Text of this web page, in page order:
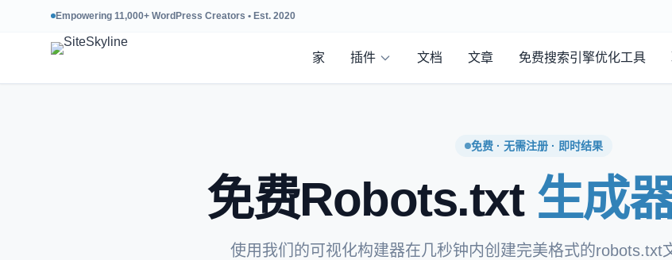
Empowering 11,000+ WordPress Creators • Est. 2020
家 插件 文档 文章 免费搜索引擎优化工具
免费 · 无需注册 · 即时结果
免费Robots.txt 生成
使用我们的可视化构建器在几秒钟内创建完美格式的robots.txt